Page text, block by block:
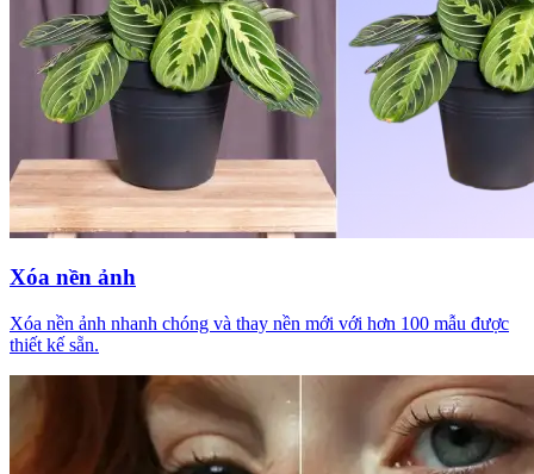
Xóa nền ảnh
Xóa nền ảnh nhanh chóng và thay nền mới với hơn 100 mẫu được
thiết kế sẵn.